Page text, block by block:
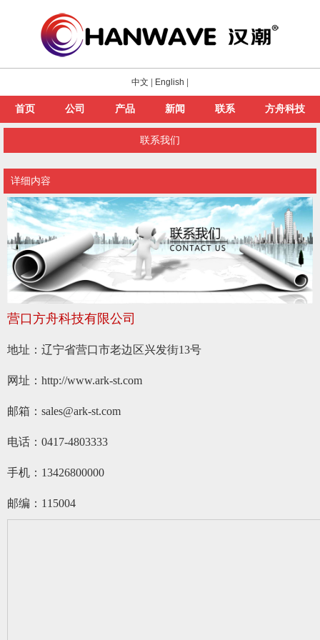
中文 English
首页 公司 产品 新闻 联系 方舟科技
联系我们
详细内容
营口方舟科技有限公司
地址：辽宁省营口市老边区兴发街13号
网址： http://www.ark-st.com
邮箱：sales@ark-st.com
电话：0417-4803333
手机：13426800000
邮编：115004